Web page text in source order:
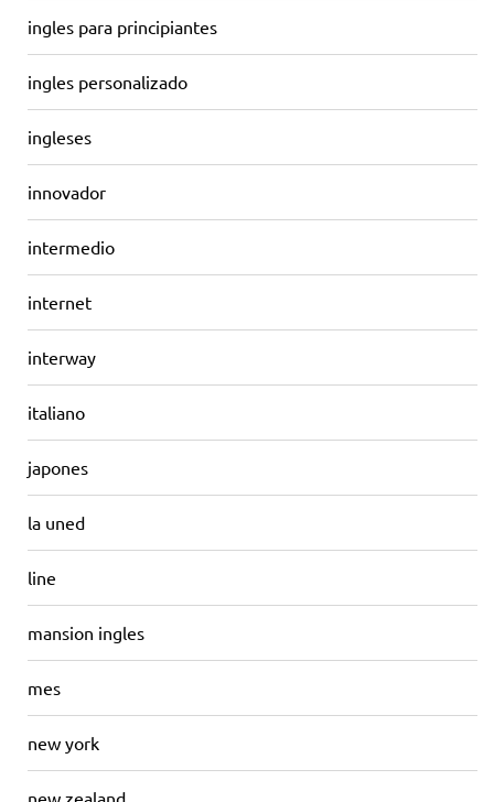
ingles para principiantes
ingles personalizado
ingleses
innovador
intermedio
internet
interway
italiano
japones
la uned
line
mansion ingles
mes
new york
new zealand